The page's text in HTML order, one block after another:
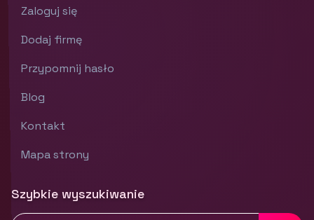
Zaloguj się
Dodaj firmę
Przypomnij hasło
Blog
Kontakt
Mapa strony
Szybkie wyszukiwanie